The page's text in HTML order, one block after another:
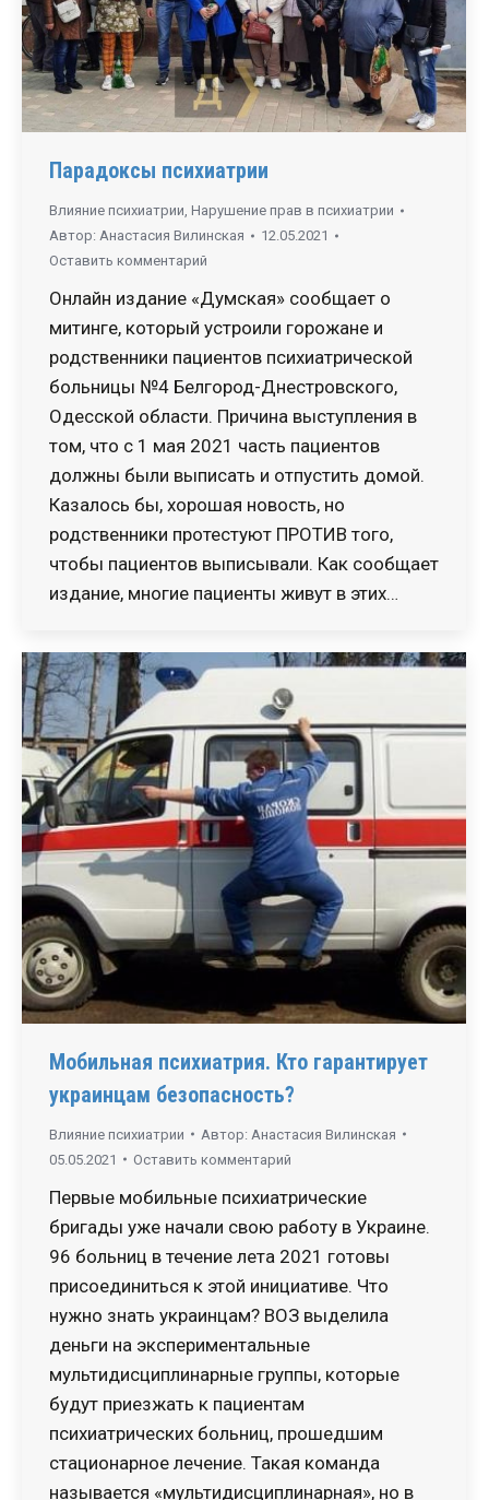
Парадоксы психиатрии
Влияние психиатрии, Нарушение прав в психиатрии
Автор: Анастасия Вилинская
12.05.2021
Оставить комментарий
Онлайн издание «Думская» сообщает о
митинге, который устроили горожане и
родственники пациентов психиатрической
больницы №4 Белгород-Днестровского,
Одесской области. Причина выступления в
том, что с 1 мая 2021 часть пациентов
должны были выписать и отпустить домой.
Казалось бы, хорошая новость, но
родственники протестуют ПРОТИВ того,
чтобы пациентов выписывали. Как сообщает
издание, многие пациенты живут в этих…
Мобильная психиатрия. Кто гарантирует
украинцам безопасность?
Влияние психиатрии Автор: Анастасия Вилинская
05.05.2021
Оставить комментарий
Первые мобильные психиатрические
бригады уже начали свою работу в Украине.
96 больниц в течение лета 2021 готовы
присоединиться к этой инициативе. Что
нужно знать украинцам? ВОЗ выделила
деньги на экспериментальные
мультидисциплинарные группы, которые
будут приезжать к пациентам
психиатрических больниц, прошедшим
стационарное лечение. Такая команда
называется «мультидисциплинарная», но в